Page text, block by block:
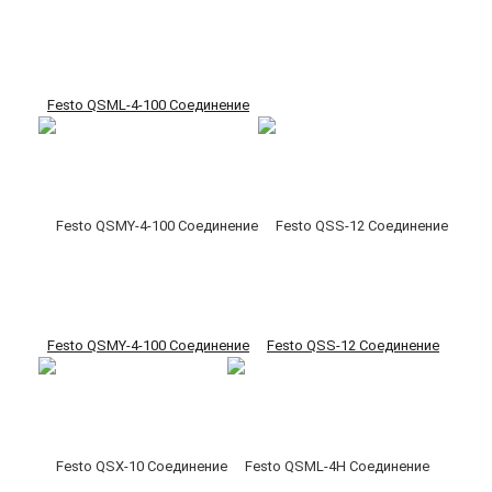
Festo QSML-4-100 Соединение
Festo QSMY-4-100 Соединение Festo QSS-12 Соединение